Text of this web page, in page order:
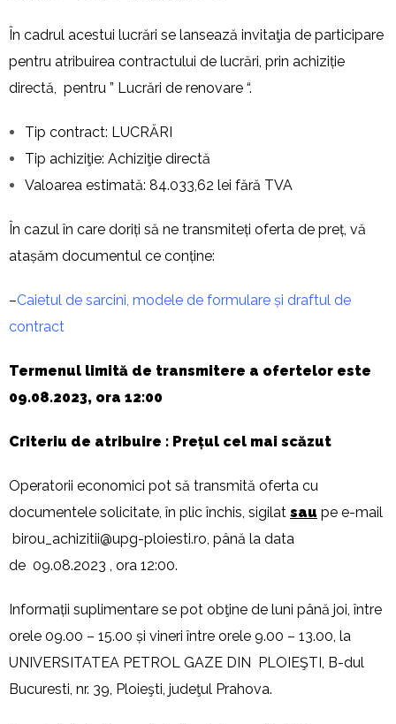
În cadrul acestui lucrări se lansează invitaţia de participare
pentru atribuirea contractului de lucrări, prin achiziție
directă, pentru ” Lucrări de renovare “.
Tip contract: LUCRĂRI
Tip achiziţie: Achiziţie directă
Valoarea estimată: 84.033,62 lei fără TVA
În cazul în care doriți să ne transmiteți oferta de preț, vă
atașăm documentul ce conține:
–Caietul de sarcini, modele de formulare și draftul de
contract
Termenul limită de transmitere a ofertelor este
09.08.2023, ora 12:00
Criteriu de atribuire : Prețul cel mai scăzut
Operatorii economici pot să transmită oferta cu
documentele solicitate, în plic închis, sigilat sau pe e-mail
birou_achizitii@upg-ploiesti.ro, până la data
de 09.08.2023 , ora 12:00.
Informații suplimentare se pot obţine de luni până joi, între
orele 09.00 – 15.00 și vineri între orele 9.00 – 13.00, la
UNIVERSITATEA PETROL GAZE DIN PLOIEŞTI, B-dul
Bucuresti, nr. 39, Ploieşti, judeţul Prahova.